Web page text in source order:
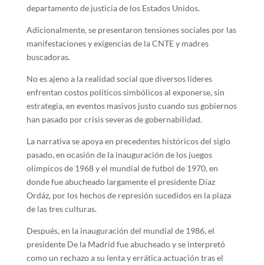
departamento de justicia de los Estados Unidos.
Adicionalmente, se presentaron tensiones sociales por las
manifestaciones y exigencias de la CNTE y madres
buscadoras.
No es ajeno a la realidad social que diversos líderes
enfrentan costos políticos simbólicos al exponerse, sin
estrategia, en eventos masivos justo cuando sus gobiernos
han pasado por crisis severas de gobernabilidad.
La narrativa se apoya en precedentes históricos del siglo
pasado, en ocasión de la inauguración de los juegos
olímpicos de 1968 y el mundial de futbol de 1970, en
donde fue abucheado largamente el presidente Díaz
Ordáz, por los hechos de represión sucedidos en la plaza
de las tres culturas.
Después, en la inauguración del mundial de 1986, el
presidente De la Madrid fue abucheado y se interpretó
como un rechazo a su lenta y errática actuación tras el